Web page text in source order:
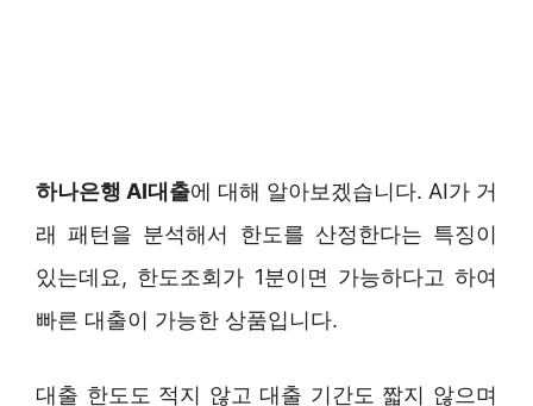
하나은행 AI대출에 대해 알아보겠습니다. AI가 거
래 패턴을 분석해서 한도를 산정한다는 특징이
있는데요, 한도조회가 1분이면 가능하다고 하여
빠른 대출이 가능한 상품입니다.
대출 한도도 적지 않고 대출 기간도 짧지 않으며